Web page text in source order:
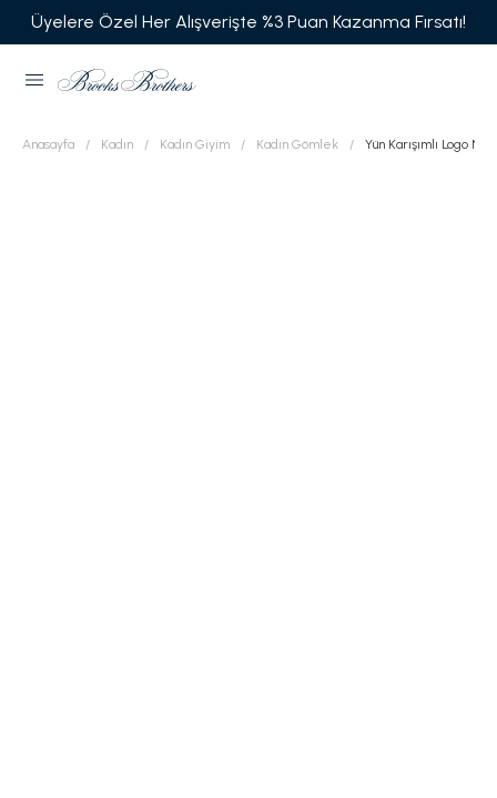
Üyelere Özel Her Alışverişte %3 Puan Kazanma Fırsatı!
Anasayfa Kadın Kadın Giyim Kadın Gömlek Yün Karışımlı Logo